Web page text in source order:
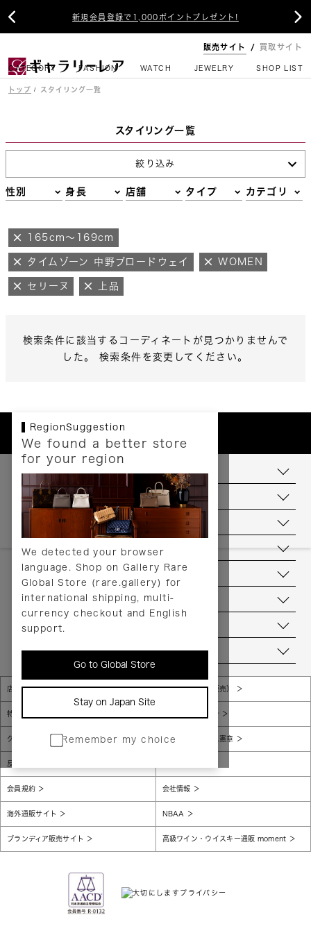
新規会員登録で1,000ポイントプレゼント!
 
販売サイト 買取サイト
CATEGORY FASHION WATCH JEWELRY SHOP LIST
トップ スタイリング一覧
スタイリング一覧
絞り込み
性別 身長 店舗 タイプ カテゴリ
165cm～169cm
タイムゾーン 中野ブロードウェイ WOMEN
セリーヌ 上品
検索条件に該当するコーディネートが見つかりませんで
した。 検索条件を変更してください。
RegionSuggestion
We found a better store
for your region
We detected your browser
language. Shop on Gallery Rare
Global Store (rare.gallery) for
international shipping, multi-
currency checkout and English
support.
Go to Global Store
Stay on Japan Site
Remember my choice
お支払いについて
配送について
送料について
返品について
ヘルプ
お問い合わせ
当店について
店舗一覧 販売規約（店頭販売）
特定商取引法に基づく表示 個人情報保護方針
グローバルプライバシーポリシー コンプライアンス憲章
反社会的勢力に対する基本方針
会員規約 会社情報
海外通販サイト NBAA
ブランディア販売サイト 高級ワイン・ウイスキー通販 moment